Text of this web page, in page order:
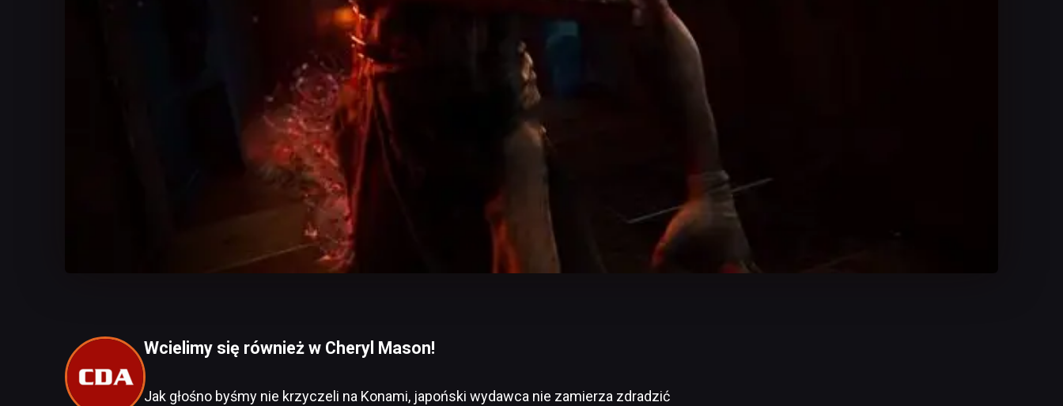
Wcielimy się również w Cheryl Mason!
Jak głośno byśmy nie krzyczeli na Konami, japoński wydawca nie zamierza zdradzić